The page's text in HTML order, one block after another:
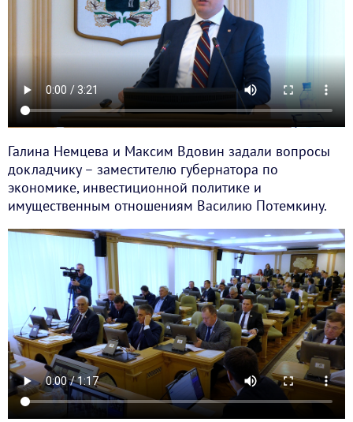
Галина Немцева и Максим Вдовин задали вопросы
докладчику – заместителю губернатора по
экономике, инвестиционной политике и
имущественным отношениям Василию Потемкину.